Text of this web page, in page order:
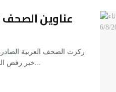
عناوين الصحف
ركزت الصحف العربية